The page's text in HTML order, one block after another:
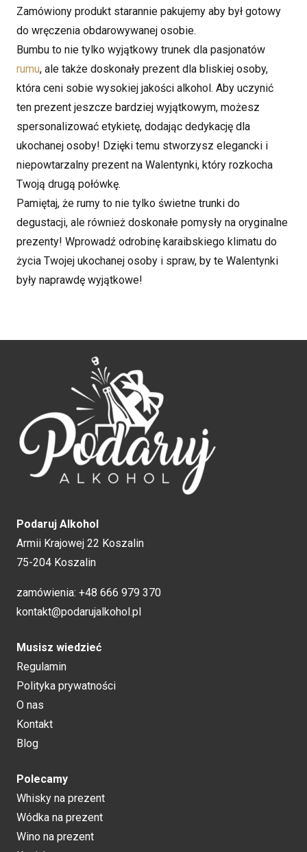
Zamówiony produkt starannie pakujemy aby był gotowy
do wręczenia obdarowywanej osobie.
Bumbu to nie tylko wyjątkowy trunek dla pasjonatów
rumu, ale także doskonały prezent dla bliskiej osoby,
która ceni sobie wysokiej jakości alkohol. Aby uczynić
ten prezent jeszcze bardziej wyjątkowym, możesz
spersonalizować etykietę, dodając dedykację dla
ukochanej osoby! Dzięki temu stworzysz elegancki i
niepowtarzalny prezent na Walentynki, który rozkocha
Twoją drugą połówkę.
Pamiętaj, że rumy to nie tylko świetne trunki do
degustacji, ale również doskonałe pomysły na oryginalne
prezenty! Wprowadź odrobinę karaibskiego klimatu do
życia Twojej ukochanej osoby i spraw, by te Walentynki
były naprawdę wyjątkowe!
Podaruj Alkohol
Armii Krajowej 22 Koszalin
75-204 Koszalin
zamówienia: +48 666 979 370
kontakt@podarujalkohol.pl
Musisz wiedzieć
Regulamin
Polityka prywatności
O nas
Kontakt
Blog
Polecamy
Whisky na prezent
Wódka na prezent
Wino na prezent